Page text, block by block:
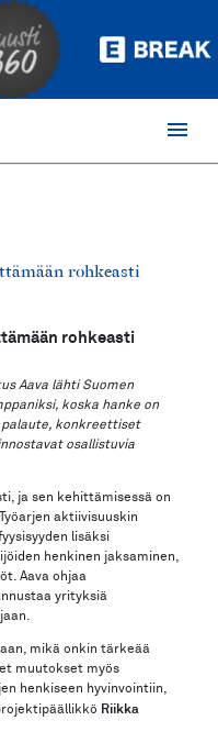
menu
rohkeasti
rohkeasti
Aava lähti Suomen
koska hanke on
konkreettiset
osallistuvia
ja sen kehittämisessä on
aktiivisuuskin
lisäksi
henkinen jaksaminen,
Aava ohjaa
yrityksiä
mikä onkin tärkeää
muutokset myös
henkiseen hyvinvointiin,
Riikka